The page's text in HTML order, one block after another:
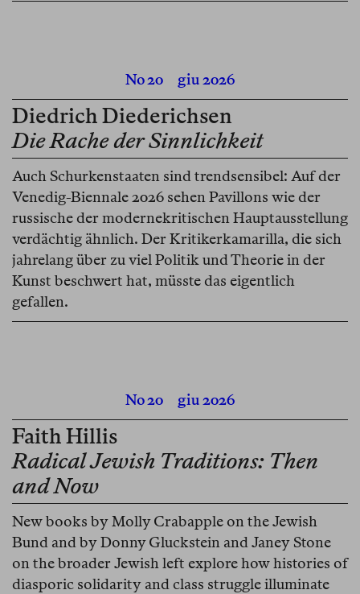
No 20 giu 2026
Diedrich Diederichsen
Die Rache der Sinnlichkeit
Auch Schurkenstaaten sind trendsensibel: Auf der
Venedig-Biennale 2026 sehen Pavillons wie der
russische der modernekritischen Hauptausstellung
verdächtig ähnlich. Der Kritikerkamarilla, die sich
jahrelang über zu viel Politik und Theorie in der
Kunst beschwert hat, müsste das eigentlich
gefallen.
No 20 giu 2026
Faith Hillis
Radical Jewish Traditions: Then
and Now
New books by Molly Crabapple on the Jewish
Bund and by Donny Gluckstein and Janey Stone
on the broader Jewish left explore how histories of
diasporic solidarity and class struggle illuminate